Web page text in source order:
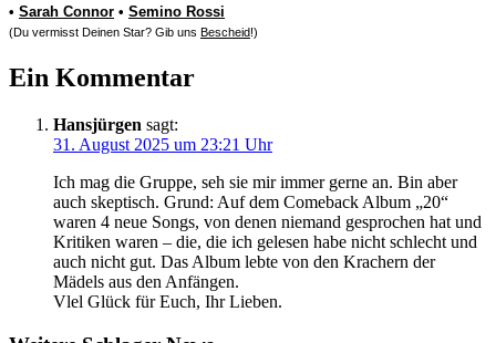
• Sarah Connor • Semino Rossi
(Du vermisst Deinen Star? Gib uns Bescheid!)
Ein Kommentar
Hansjürgen sagt:
31. August 2025 um 23:21 Uhr
Ich mag die Gruppe, seh sie mir immer gerne an. Bin aber
auch skeptisch. Grund: Auf dem Comeback Album „20“
waren 4 neue Songs, von denen niemand gesprochen hat und
Kritiken waren – die, die ich gelesen habe nicht schlecht und
auch nicht gut. Das Album lebte von den Krachern der
Mädels aus den Anfängen.
Vlel Glück für Euch, Ihr Lieben.